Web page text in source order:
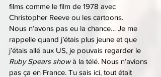
films comme le film de 1978 avec
Christopher Reeve ou les cartoons.
Nous n’avons pas eu la chance… Je me
rappelle quand j’étais plus jeune et que
j’étais allé aux US, je pouvais regarder le
Ruby Spears show à la télé. Nous n’avions
pas ça en France. Tu sais ici, tout était